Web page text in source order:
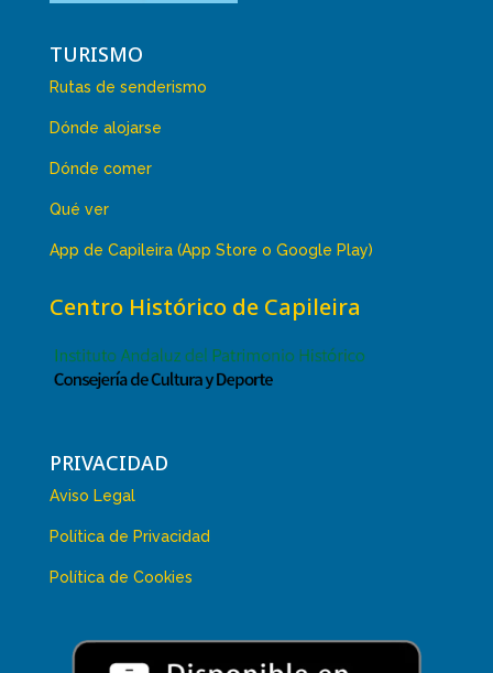
TURISMO
Rutas de senderismo
Dónde alojarse
Dónde comer
Qué ver
App de Capileira (App Store o Google Play)
Centro Histórico de Capileira
PRIVACIDAD
Aviso Legal
Política de Privacidad
Política de Cookies